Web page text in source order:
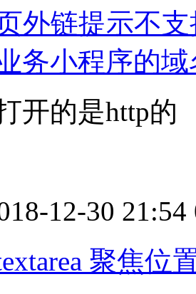
外链提示不
务小程序的域
开的是http的
12-30 21:54
聚焦位